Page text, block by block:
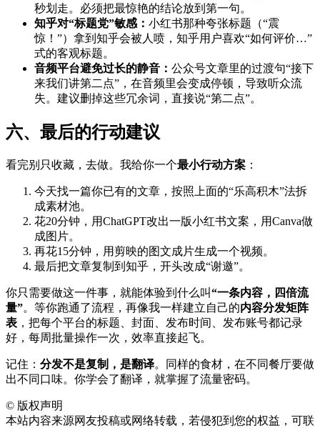
秒划走。必须把最惊艳的结论放到第一句。
知乎对“标题党”敏感： 小红书那种夸张标题（“震
惊！”）拿到知乎会被人喷，知乎用户喜欢“如何评价…”
式的客观标题。
音频平台避免过长的静音： 公众号文章里的过渡句“接下
来我们讲第二点”，在音频里会变成停顿，导致听众流
失。建议删掉这些冗余词，直接说“第二点”。
六、最后的行动建议
看完别只收藏，去做。我给你一个最小行动方案 ：
今天找一篇你已有的文章，按照上面的“乐高积木”法拆
成素材池。
花20分钟，用ChatGPT改出一版小红书文案，用Canva做
成图片。
再花15分钟，用剪映的图文成片生成一个视频。
最后把文章复制到知乎，开头改成“谢邀”。
你只需要做这一件事，就能体验到什么叫“一条内容，四倍流
量”。等你跑通了流程，再像我一样建立自己的内容分发矩阵
表 ，把每个平台的标题、封面、发布时间、发布账号都记录
好，每周批量操作一次，效率直接起飞。
记住： 分发不是复制，是翻译。同样的食材，在不同餐厅要做
出不同口味。你学会了翻译，就掌握了流量密码。
© 版权声明
本站内容来源网友投稿或网络转载，若侵犯到您的权益，可联